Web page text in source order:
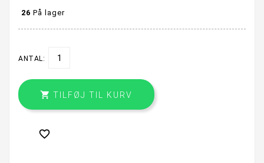
26 På lager
ANTAL:
 TILFØJ TIL KURV
